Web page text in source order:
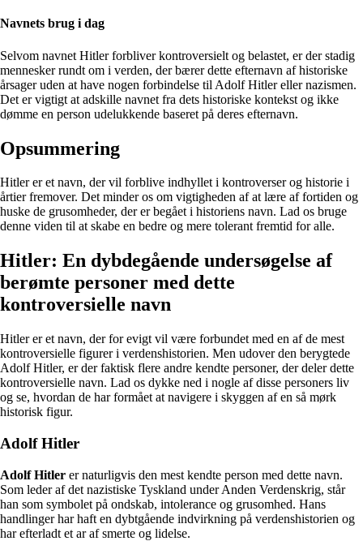
Navnets brug i dag
Selvom navnet Hitler forbliver kontroversielt og belastet, er der stadig
mennesker rundt om i verden, der bærer dette efternavn af historiske
årsager uden at have nogen forbindelse til Adolf Hitler eller nazismen.
Det er vigtigt at adskille navnet fra dets historiske kontekst og ikke
dømme en person udelukkende baseret på deres efternavn.
Opsummering
Hitler er et navn, der vil forblive indhyllet i kontroverser og historie i
årtier fremover. Det minder os om vigtigheden af at lære af fortiden og
huske de grusomheder, der er begået i historiens navn. Lad os bruge
denne viden til at skabe en bedre og mere tolerant fremtid for alle.
Hitler: En dybdegående undersøgelse af
berømte personer med dette
kontroversielle navn
Hitler er et navn, der for evigt vil være forbundet med en af de mest
kontroversielle figurer i verdenshistorien. Men udover den berygtede
Adolf Hitler, er der faktisk flere andre kendte personer, der deler dette
kontroversielle navn. Lad os dykke ned i nogle af disse personers liv
og se, hvordan de har formået at navigere i skyggen af en så mørk
historisk figur.
Adolf Hitler
Adolf Hitler er naturligvis den mest kendte person med dette navn.
Som leder af det nazistiske Tyskland under Anden Verdenskrig, står
han som symbolet på ondskab, intolerance og grusomhed. Hans
handlinger har haft en dybtgående indvirkning på verdenshistorien og
har efterladt et ar af smerte og lidelse.